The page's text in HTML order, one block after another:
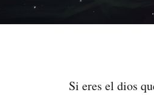
Si eres el dios